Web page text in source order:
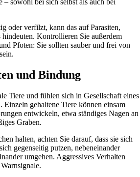
sowohl bei sich selbst als auch bei
oder verfilzt, kann das auf Parasiten,
hindeuten. Kontrollieren Sie außerdem
Pfoten: Sie sollten sauber und frei von
und Bindung
Tiere und fühlen sich in Gesellschaft eines
Einzeln gehaltene Tiere können einsam
entwickeln, etwa ständiges Nagen an
Graben.
halten, achten Sie darauf, dass sie sich
gegenseitig putzen, nebeneinander
umgehen. Aggressives Verhalten